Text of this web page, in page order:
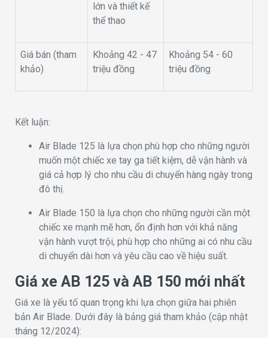
lớn và thiết kế
thể thao
Giá bán (tham
khảo)
Khoảng 42 - 47
triệu đồng
Khoảng 54 - 60
triệu đồng
Kết luận:
Air Blade 125 là lựa chọn phù hợp cho những người
muốn một chiếc xe tay ga tiết kiệm, dễ vận hành và
giá cả hợp lý cho nhu cầu di chuyển hàng ngày trong
đô thị.
Air Blade 150 là lựa chọn cho những người cần một
chiếc xe mạnh mẽ hơn, ổn định hơn với khả năng
vận hành vượt trội, phù hợp cho những ai có nhu cầu
di chuyển dài hơn và yêu cầu cao về hiệu suất.
Giá xe AB 125 và AB 150 mới nhất
Giá xe là yếu tố quan trọng khi lựa chọn giữa hai phiên
bản Air Blade. Dưới đây là bảng giá tham khảo (cập nhật
tháng 12/2024):